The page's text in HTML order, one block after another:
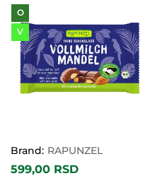
O
V
Brand: RAPUNZEL
599,00 RSD